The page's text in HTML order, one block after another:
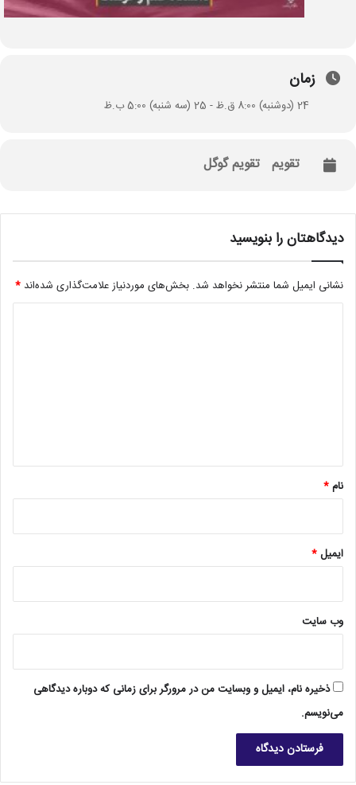
زمان
24 (دوشنبه) 8:00 ق.ظ - 25 (سه شنبه) 5:00 ب.ظ
تقویم تقویم گوگل
دیدگاهتان را بنویسید
نشانی ایمیل شما منتشر نخواهد شد. بخش‌های موردنیاز علامت‌گذاری شده‌اند *
نام*
ایمیل*
وب‌ سایت
ذخیره نام، ایمیل و وبسایت من در مرورگر برای زمانی که دوباره دیدگاهی
می‌نویسم.